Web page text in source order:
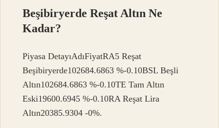
Beşibiryerde Reşat Altın Ne
Kadar?
Piyasa DetayıAdıFiyatRA5 Reşat
Beşibiryerde102684.6863 %-0.10BSL Beşli
Altın102684.6863 %-0.10TE Tam Altın
Eski19600.6945 %-0.10RA Reşat Lira
Altın20385.9304 -0%.